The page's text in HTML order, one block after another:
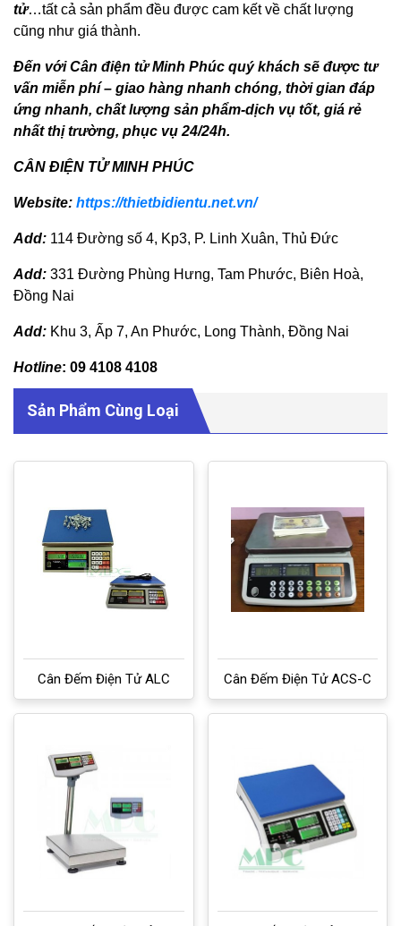
tử…tất cả sản phẩm đều được cam kết về chất lượng
cũng như giá thành.
Đến với Cân điện tử Minh Phúc quý khách sẽ được tư
vấn miễn phí – giao hàng nhanh chóng, thời gian đáp
ứng nhanh, chất lượng sản phẩm-dịch vụ tốt, giá rẻ
nhất thị trường, phục vụ 24/24h.
CÂN ĐIỆN TỬ MINH PHÚC
Website: https://thietbidientu.net.vn/
Add: 114 Đường số 4, Kp3, P. Linh Xuân, Thủ Đức
Add: 331 Đường Phùng Hưng, Tam Phước, Biên Hoà,
Đồng Nai
Add: Khu 3, Ấp 7, An Phước, Long Thành, Đồng Nai
Hotline: 09 4108 4108
Sản Phẩm Cùng Loại
Cân Đếm Điện Tử ALC Cân Đếm Điện Tử ACS-C